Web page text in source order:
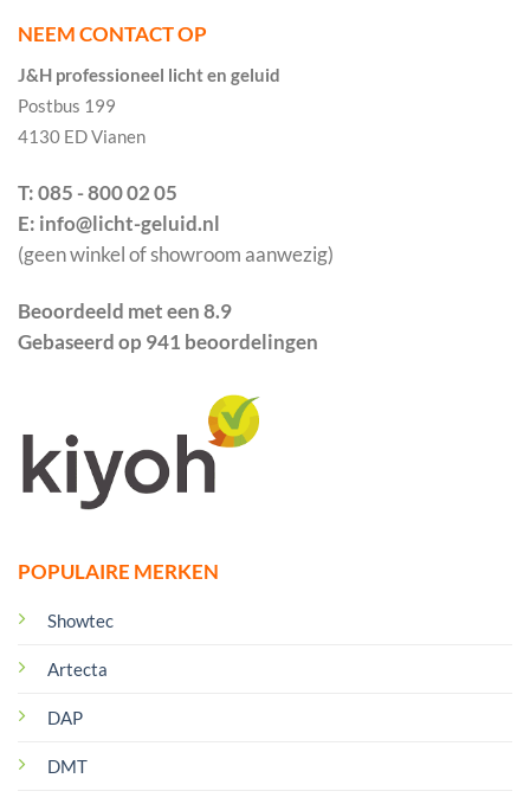
POPULAIRE MERKEN
Showtec
Artecta
DAP
DMT
NEEM CONTACT OP
J&H professioneel licht en geluid
Postbus 199
4130 ED Vianen
T: 085 - 800 02 05
E: info@licht-geluid.nl
(geen winkel of showroom aanwezig)
Beoordeeld met een 8.9
Gebaseerd op 941 beoordelingen